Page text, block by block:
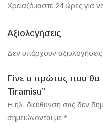
Χρειαζόμαστε 24 ώρες για
Αξιολογήσεις
Δεν υπάρχουν
Γίνε ο πρώτος που θα
Tiramisu”
Η ηλ. διεύθυνση σας δεν
σημειώνονται με *